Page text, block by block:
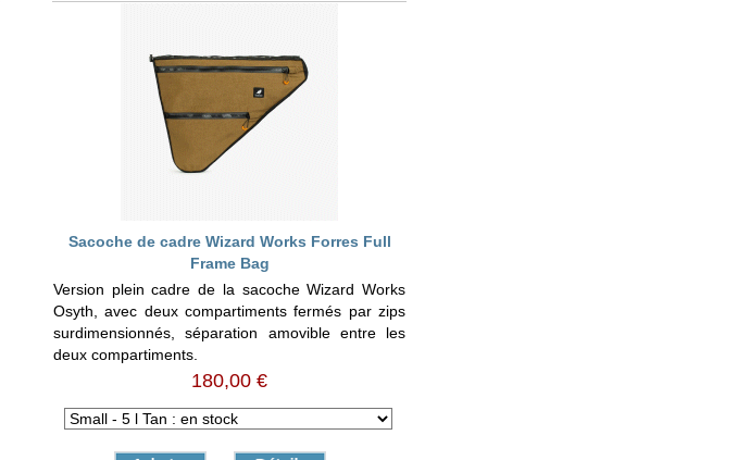
Sacoche de cadre Wizard Works Forres Full
Frame Bag
Version plein cadre de la sacoche Wizard Works
Osyth, avec deux compartiments fermés par zips
surdimensionnés, séparation amovible entre les
deux compartiments.
180,00 €